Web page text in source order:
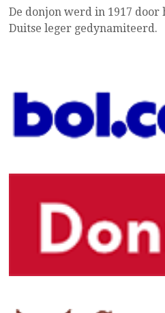
De donjon werd in 1917
Duitse leger gedynamiteerd.